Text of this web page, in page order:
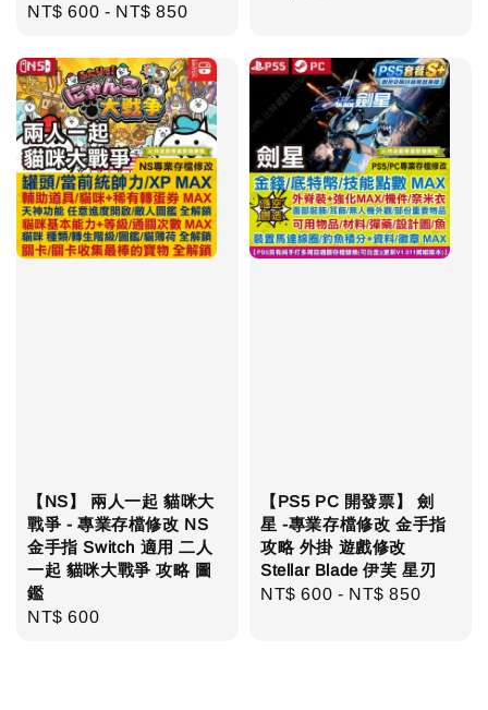
Regular
NT$ 600 - NT$ 850
【NS】 兩人一起 貓咪大
戰爭 - 專業存檔修改 NS
金手指 Switch 適用 二人
一起 貓咪大戰爭 攻略 圖
鑑
Regular
NT$ 600
【PS5 PC 開發票】 劍
星 -專業存檔修改 金手指
攻略 外掛 遊戲修改
Stellar Blade 伊芙 星刃
Regular
NT$ 600 - NT$ 850